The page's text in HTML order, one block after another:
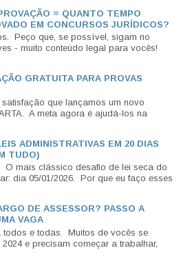
= QUANTO TEMPO
EM CONCURSOS JURÍDICOS?
Peço que, se possível, sigam no
- muito conteúdo legal para vocês!
GRATUITA PARA PROVAS
que lançamos um novo
A meta agora é ajudá-los na
ADMINISTRATIVAS EM 20 DIAS
TUDO)
mais clássico desafio de lei seca do
dia 05/01/2026. Por que eu faço esses
DE ASSESSOR? PASSO A
VAGA
e todas. Muitos de vocês se
e precisam começar a trabalhar,